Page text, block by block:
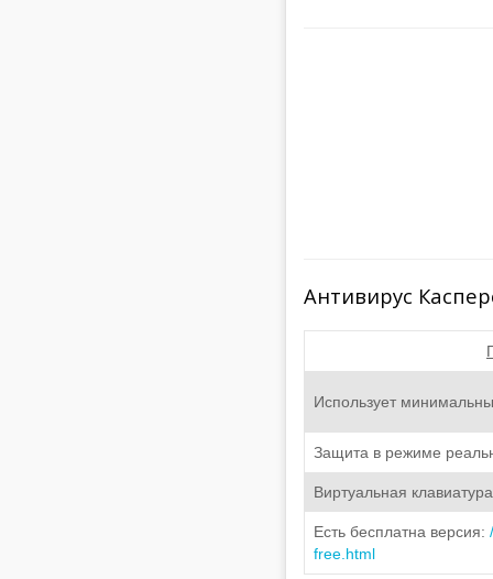
Антивирус
Использует
Защита в режиме
Виртуальная клавиатура
Есть бесплатна версия:
free.html